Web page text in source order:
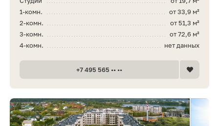
от 33,9 м²
1-комн.
от 51,3 м²
2-комн.
от 72,6 м²
3-комн.
нет данных
4-комн.
+7 495 565 •• ••